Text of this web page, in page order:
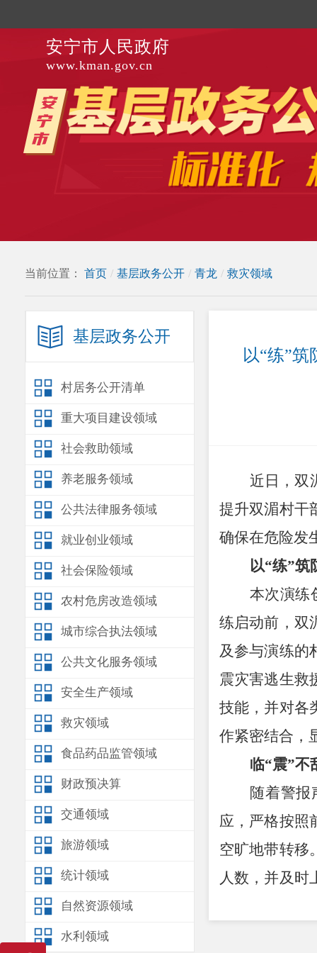
安宁市人民政府
www.kman.gov.cn
当前位置： 首页 / 基层政务公开 / 青龙 / 救灾领域
基层政务公开
村居务公开清单
重大项目建设领域
社会救助领域
养老服务领域
公共法律服务领域
就业创业领域
社会保险领域
农村危房改造领域
城市综合执法领域
公共文化服务领域
安全生产领域
救灾领域
食品药品监管领域
财政预决算
交通领域
旅游领域
统计领域
自然资源领域
水利领域
以“练”
近日，双
提升双湄村干
确保在危险发
以“练”筑
本次演练
练启动前，双
及参与演练的
震灾害逃生救
技能，并对各
作紧密结合，
临“震”不
随着警报
应，严格按照
空旷地带转移
人数，并及时